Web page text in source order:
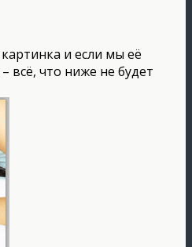
и если мы её
всё, что ниже не будет